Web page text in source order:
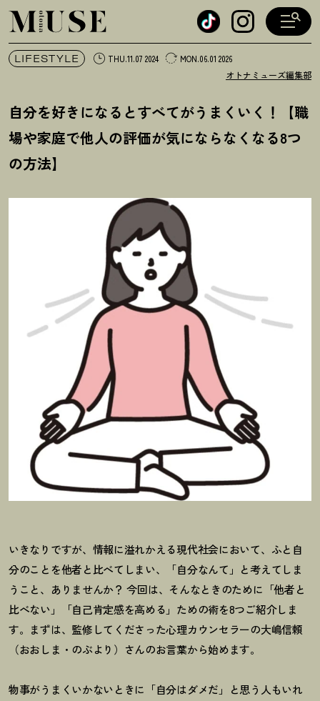
オトナミューズ ウェブ
LIFESTYLE THU.11.07 2024 MON.06.01 2026
オトナミューズ編集部
自分を好きになるとすべてがうまくいく ！
【職
場や家庭で他人の評価が気にならなくなる8つ
の方法】
いきなりですが、情報に溢れかえる現代社会において、ふと自
分のことを他者と比べてしまい、「自分なんて」と考えてしま
うこと、ありませんか？ 今回は、そんなときのために「他者と
比べない」「自己肯定感を高める」ための術を8つご紹介しま
す。まずは、監修してくださった心理カウンセラーの大嶋信頼
（おおしま・のぶより）さんのお言葉から始めます。
物事がうまくいかないときに「自分はダメだ」と思う人もいれ